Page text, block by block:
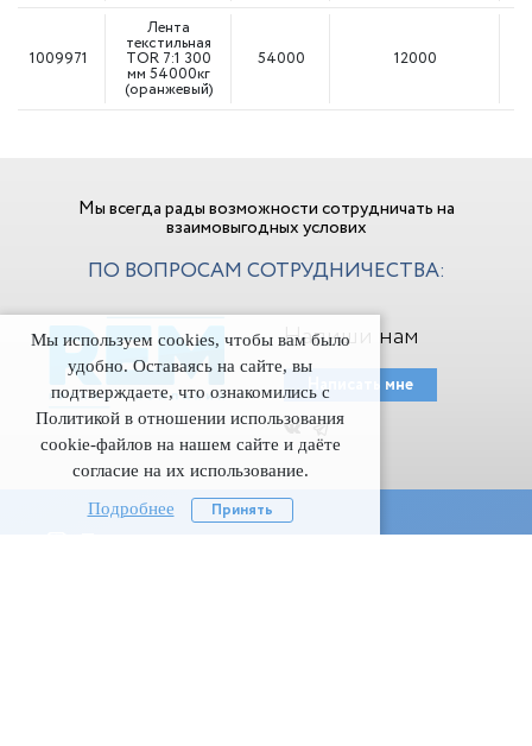
1009971
Лента
текстильная
TOR 7:1 300
мм 54000кг
(оранжевый)
54000 12000
Мы всегда рады возможности сотрудничать на
взаимовыгодных услових
ПО ВОПРОСАМ СОТРУДНИЧЕСТВА:
Напиши нам
Написать мне
Мы используем cookies, чтобы вам было
удобно. Оставаясь на сайте, вы
подтверждаете, что ознакомились с
Политикой в отношении использования
cookie-файлов на нашем сайте и даёте
согласие на их использование.
Подробнее
Принять